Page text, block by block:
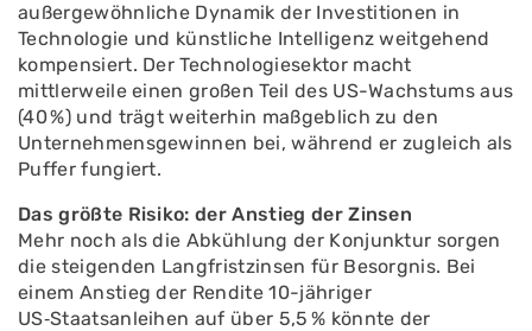
außergewöhnliche Dynamik der Investitionen in
Technologie und künstliche Intelligenz weitgehend
kompensiert. Der Technologiesektor macht
mittlerweile einen großen Teil des US-Wachstums aus
(40 %) und trägt weiterhin maßgeblich zu den
Unternehmensgewinnen bei, während er zugleich als
Puffer fungiert.
Das größte Risiko: der Anstieg der Zinsen
Mehr noch als die Abkühlung der Konjunktur sorgen
die steigenden Langfristzinsen für Besorgnis. Bei
einem Anstieg der Rendite 10-jähriger
US‑Staatsanleihen auf über 5,5 % könnte der